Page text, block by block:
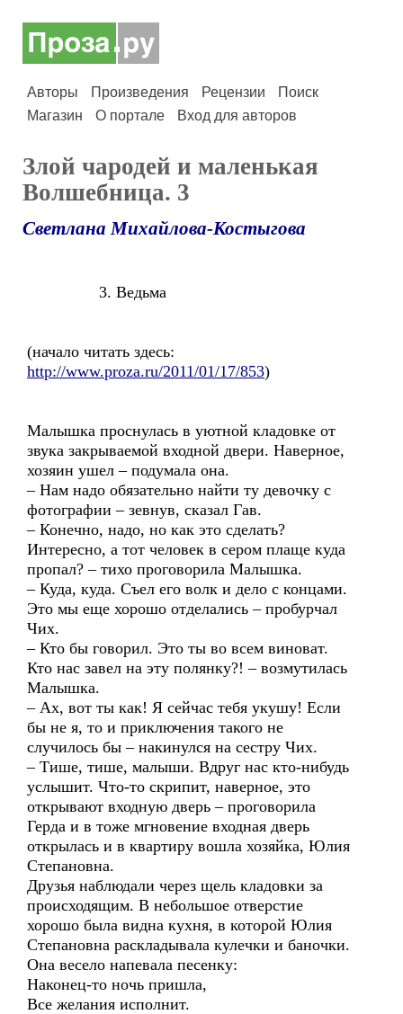
Авторы Произведения Рецензии
Поиск
Магазин
О портале Вход для авторов
Злой чародей и маленькая
Волшебница. 3
Светлана Михайлова-Костыгова
3. Ведьма
(начало читать здесь:
http://www.proza.ru/2011/01/17/853)
Малышка проснулась в уютной кладовке от
звука закрываемой входной двери. Наверное,
хозяин ушел – подумала она.
– Нам надо обязательно найти ту девочку с
фотографии – зевнув, сказал Гав.
– Конечно, надо, но как это сделать?
Интересно, а тот человек в сером плаще куда
пропал? – тихо проговорила Малышка.
– Куда, куда. Съел его волк и дело с концами.
Это мы еще хорошо отделались – пробурчал
Чих.
– Кто бы говорил. Это ты во всем виноват.
Кто нас завел на эту полянку?! – возмутилась
Малышка.
– Ах, вот ты как! Я сейчас тебя укушу! Если
бы не я, то и приключения такого не
случилось бы – накинулся на сестру Чих.
– Тише, тише, малыши. Вдруг нас кто-нибудь
услышит. Что-то скрипит, наверное, это
открывают входную дверь – проговорила
Герда и в тоже мгновение входная дверь
открылась и в квартиру вошла хозяйка, Юлия
Степановна.
Друзья наблюдали через щель кладовки за
происходящим. В небольшое отверстие
хорошо была видна кухня, в которой Юлия
Степановна раскладывала кулечки и баночки.
Она весело напевала песенку:
Наконец-то ночь пришла,
Все желания исполнит.